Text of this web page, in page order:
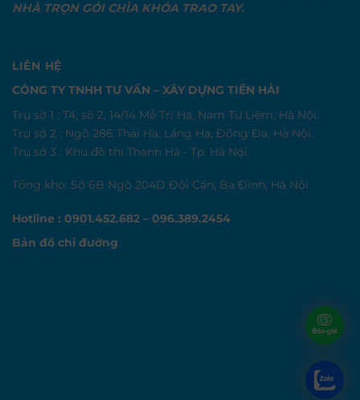
NHÀ TRỌN GÓI CHÌA KHÓA TRAO TAY.
LIÊN HỆ
CÔNG TY TNHH TƯ VẤN – XÂY DỰNG TIỀN HẢI
Trụ sở 1 : T4, số 2, 14/14 Mễ Trì Hạ, Nam Từ Liêm, Hà Nội.
Trụ sở 2 : Ngõ 286 Thái Hà, Láng Hạ, Đống Đa, Hà Nội.
Trụ sở 3 : Khu đô thị Thanh Hà - Tp. Hà Nội.
Tổng kho: Số 6B Ngõ 204D Đội Cấn, Ba Đình, Hà Nội
Hotline : 0901.452.682 – 096.389.2454
Bản đồ chỉ đường